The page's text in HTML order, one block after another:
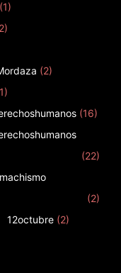
(1)
(2)
(16)
(22)
(2)
12octubre (2)